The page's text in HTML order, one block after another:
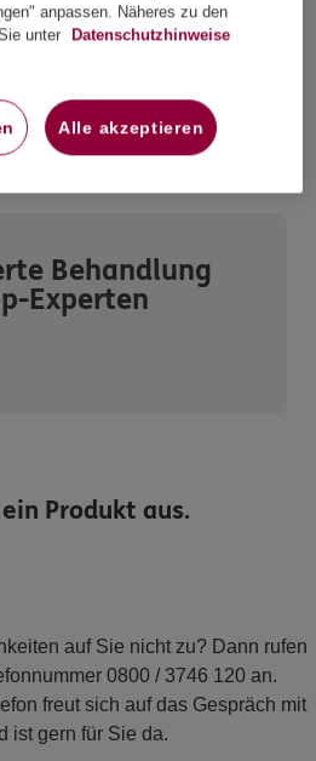
Behandlung
Experten
Produkt aus.
auf Sie nicht zu? Dann rufen
0800 / 3746 120 an.
freut sich auf das Gespräch mit
ist gern für Sie da.
anpassen. Näheres zu den
unter
Datenschutzhinweise
Alle akzeptieren